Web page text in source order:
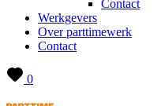
Contact
Werkgevers
Over parttimewerk
Contact
0